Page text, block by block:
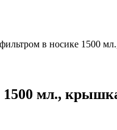
в носике 1500
мл.,